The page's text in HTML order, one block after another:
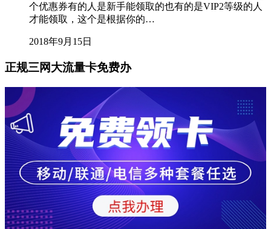
个优惠券有的人是新手能领取的也有的是VIP2等级的人
才能领取，这个是根据你的…
2018年9月15日
正规三网大流量卡免费办